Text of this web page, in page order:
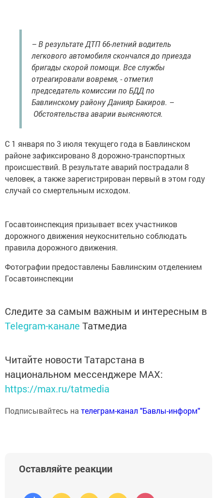
– В результате ДТП 66-летний водитель
легкового автомобиля скончался до приезда
бригады скорой помощи. Все службы
отреагировали вовремя, - отметил
председатель комиссии по БДД по
Бавлинскому району Данияр Бакиров. –
Обстоятельства аварии выясняются.
С 1 января по 3 июля текущего года в Бавлинском
районе зафиксировано 8 дорожно-транспортных
происшествий. В результате аварий пострадали 8
человек, а также зарегистрирован первый в этом году
случай со смертельным исходом.
Госавтоинспекция призывает всех участников
дорожного движения неукоснительно соблюдать
правила дорожного движения.
Фотографии предоставлены Бавлинским отделением
Госавтоинспекции
Следите за самым важным и интересным в
Telegram-канале Татмедиа
Читайте новости Татарстана в
национальном мессенджере MАХ:
https://max.ru/tatmedia
Подписывайтесь на телеграм-канал "Бавлы-информ"
Оставляйте реакции